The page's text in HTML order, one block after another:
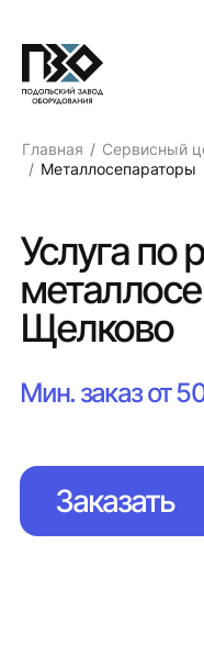
Главная Сервисный
Металлосепараторы
Услуга по
Щелково
Мин. заказ от
Заказать